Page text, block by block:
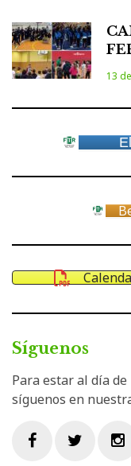
13
Síguenos
Para estar al día de
síguenos en